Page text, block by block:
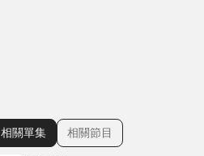
顯示相關單集
相關單集 相關節目